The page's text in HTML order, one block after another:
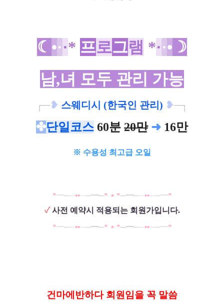
☾ •··* 프로그램 *··• ☽
남,녀 모두 관리 가능
┌─❥ 스웨디시 (한국인 관리) ❥─┐
✤단일코스 60분 20만 ➜ 16만
※ 수용성 최고급 오일
*━──••──━─* ⋆ *─━──••──━*
✓ 사전 예약시 적용되는 회원가입니다.
*━──••──━─* ⋆ *─━──••──━*
건마에반하다 회원임을 꼭 말씀